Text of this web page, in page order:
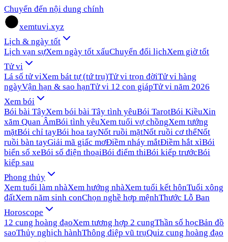
Chuyển đến nội dung chính
xemtuvi.xyz
Lịch & ngày tốt
Lịch vạn sựXem ngày tốt xấuChuyển đổi lịchXem giờ tốt
Tử vi
Lá số tử viXem bát tự (tứ trụ)Tử vi trọn đờiTử vi hàng
ngàyVận hạn & sao hạnTử vi 12 con giápTử vi năm 2026
Xem bói
Bói bài TâyXem bói bài Tây tình yêuBói TarotBói KiềuXin
xăm Quan ÂmBói tình yêuXem tuổi vợ chồngXem tướng
mặtBói chỉ tayBói hoa tayNốt ruồi mặtNốt ruồi cơ thểNốt
ruồi bàn tayGiải mã giấc mơĐiềm nháy mắtĐiềm hắt xìBói
biển số xeBói số điện thoạiBói điểm thiBói kiếp trướcBói
kiếp sau
Phong thủy
Xem tuổi làm nhàXem hướng nhàXem tuổi kết hônTuổi xông
đấtXem năm sinh conChọn nghề hợp mệnhThước Lỗ Ban
Horoscope
12 cung hoàng đạoXem tương hợp 2 cungThần số họcBản đồ
saoThủy nghịch hànhThông điệp vũ trụQuiz cung hoàng đạo